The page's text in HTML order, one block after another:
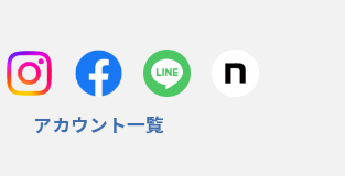
アカウント一覧